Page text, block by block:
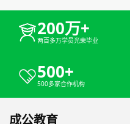
200万+
两百多万学员光荣毕业
500+
500多家合作机构
成公教育